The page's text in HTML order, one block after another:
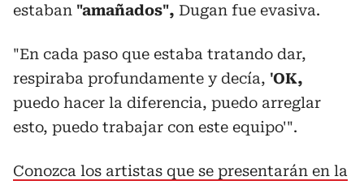
estaban "amañados", Dugan fue evasiva.
"En cada paso que estaba tratando dar,
respiraba profundamente y decía, 'OK,
puedo hacer la diferencia, puedo arreglar
esto, puedo trabajar con este equipo'".
Conozca los artistas que se presentarán en la